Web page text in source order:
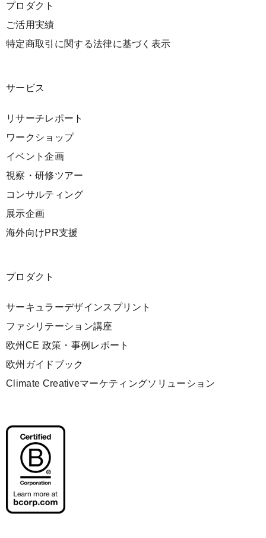
プロダクト
ご活用実績
特定商取引に関する法律に基づく表示
サービス
リサーチレポート
ワークショップ
イベント企画
視察・研修ツアー
コンサルティング
展示企画
海外向けPR支援
プロダクト
サーキュラーデザインスプリント
ファシリテーション講座
欧州CE 政策・事例レポート
欧州ガイドブック
Climate Creativeマーケティングソリューション